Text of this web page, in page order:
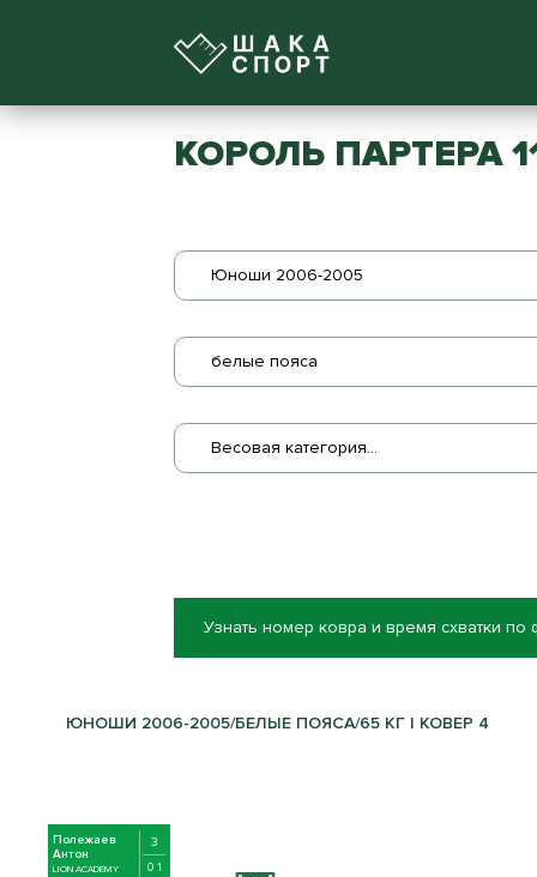
КОРОЛЬ ПАРТЕРА
Юноши 2006-2005
белые пояса
Весовая категория...
Узнать номер ковра и время схватки по
ЮНОШИ 2006-2005/БЕЛЫЕ ПОЯСА/65 КГ | КОВЕР 4
Полежаев
Антон
LION ACADEMY
3
0 1